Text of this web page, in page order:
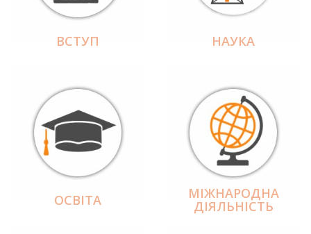
ВСТУП НАУКА
ОСВІТА МІЖНАРОДНА
ДІЯЛЬНІCТЬ